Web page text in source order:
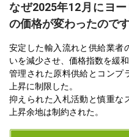
なぜ2025年12月にヨ
の価格が変わったので
安定した輸入流れと供給業者
いを減少させ、価格指数を緩和
管理された原料供給とコンプ
上昇に制限した。
抑えられた入札活動と慎重な
上昇余地は制約された。